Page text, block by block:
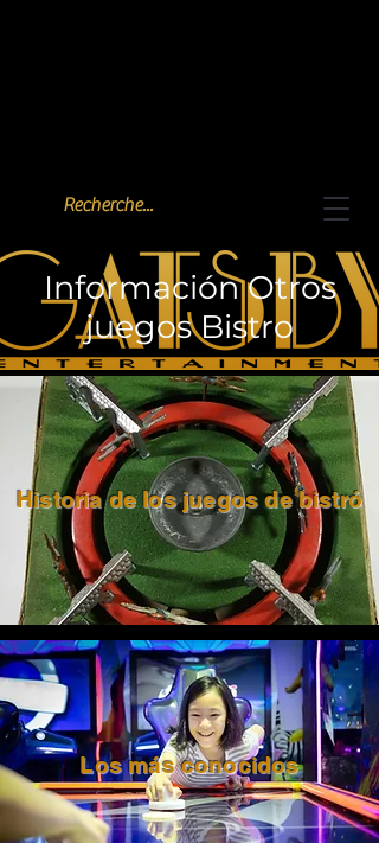
Información Otros
juegos Bistro
Historia de los juegos de bistró
Los más conocidos